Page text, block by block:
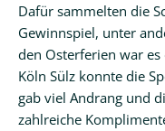
Dafür sammelten die
Gewinnspiel, unter
den Osterferien war
Köln Sülz konnte die
gab viel Andrang und
zahlreiche